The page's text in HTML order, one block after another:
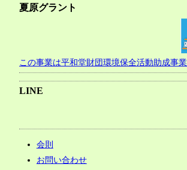
夏原グラント
この事業は平和堂財団環境保全活動助成事
LINE
会則
お問い合わせ